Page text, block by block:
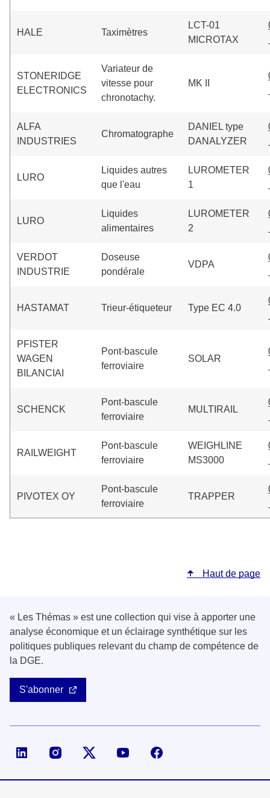
HALE Taximètres
LCT-01
MICROTAX
STONERIDGE
ELECTRONICS
Variateur de
vitesse pour
chronotachy.
MK II
ALFA
INDUSTRIES
Chromatographe
DANIEL type
DANALYZER
LURO
Liquides autres
que l'eau
LUROMETER
1
LURO
Liquides
alimentaires
LUROMETER
2
VERDOT
INDUSTRIE
Doseuse
pondérale
VDPA
HASTAMAT Trieur-étiqueteur Type EC 4.0
PFISTER
WAGEN
BILANCIAI
Pont-bascule
ferroviaire
SOLAR
SCHENCK
Pont-bascule
ferroviaire
MULTIRAIL
RAILWEIGHT
Pont-bascule
ferroviaire
WEIGHLINE
MS3000
PIVOTEX OY
Pont-bascule
ferroviaire
TRAPPER
Haut de page
« Les Thémas » est une collection qui vise à apporter une
analyse économique et un éclairage synthétique sur les
politiques publiques relevant du champ de compétence de
la DGE.
S'abonner
Page LinkedIn de la DGECompte X (ex-Twitter) de la DGE